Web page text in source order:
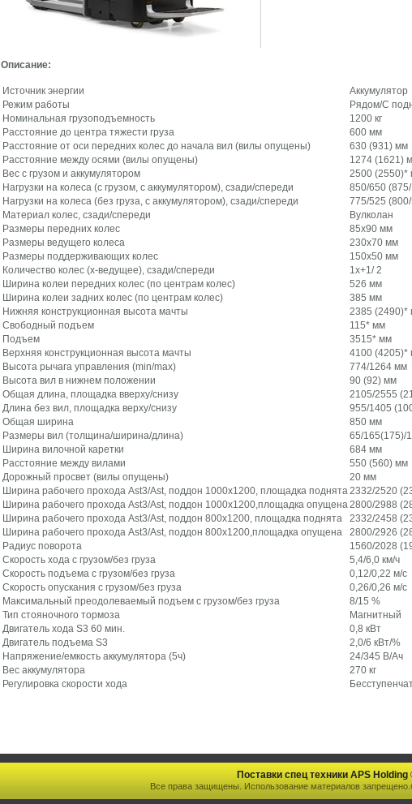
Описание:
Источник энергии Аккумулятор
Режим работы
Рядом/С
Номинальная грузоподъемность
1200 кг
Расстояние до центра тяжести груза
600 мм
Расстояние от оси передних колес до начала вил (вилы опущены)
630 (931) мм
Расстояние между осями (вилы опущены)
1274 (1621)
Вес с грузом и аккумулятором
2500 (2550)*
Нагрузки на колеса (с грузом, с аккумулятором), сзади/спереди
850/650 (875/
Нагрузки на колеса (без груза, с аккумулятором), сзади/спереди
775/525 (800/
Материал колес, сзади/спереди
Вулколан
Размеры передних колес
85х90 мм
Размеры ведущего колеса
230х70 мм
Размеры поддерживающих колес
150х50 мм
Количество колес (х-ведущее), сзади/спереди
1x+1/ 2
Ширина колеи передних колес (по центрам колес)
526 мм
Ширина колеи задних колес (по центрам колес)
385 мм
Нижняя конструкционная высота мачты
2385 (2490)*
Свободный подъем
115* мм
Подъем
3515* мм
Верхняя конструкционная высота мачты
4100 (4205)*
Высота рычага управления (min/max)
774/1264 мм
Высота вил в нижнем положении
90 (92) мм
Общая длина, площадка вверху/снизу
2105/2555
Длина без вил, площадка верху/снизу
955/1405
Общая ширина
850 мм
Размеры вил (толщина/ширина/длина)
65/165(175)/
Ширина вилочной каретки
684 мм
Расстояние между вилами
550 (560) мм
Дорожный просвет (вилы опущены)
20 мм
Ширина рабочего прохода Ast3/Ast, поддон 1000х1200, площадка поднята2332/2520
Ширина рабочего прохода Ast3/Ast, поддон 1000х1200,площадка опущена2800/2988
Ширина рабочего прохода Ast3/Ast, поддон 800х1200, площадка поднята
2332/2458
Ширина рабочего прохода Ast3/Ast, поддон 800х1200,площадка опущена
2800/2926
Радиус поворота
1560/2028
Скорость хода с грузом/без груза
5,4/6,0 км/ч
Скорость подъема с грузом/без груза
0,12/0,22 м/с
Скорость опускания с грузом/без груза
0,26/0,26 м/с
Максимальный преодолеваемый подъем с грузом/без груза
8/15 %
Тип стояночного тормоза
Магнитный
Двигатель хода S3 60 мин.
0,8 кВт
Двигатель подъема S3
2,0/6 кВт/%
Напряжение/емкость аккумулятора (5ч)
24/345 В/Ач
Вес аккумулятора
270 кг
Регулировка скорости хода
Поставки спец техники APS Holding
Все права защищены. Использование материалов запрещено.